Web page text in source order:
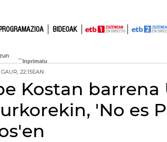
PROGRAMAZIOA BIDEOAK
GAUR, 22:15EAN
Kostan barrena
'No es